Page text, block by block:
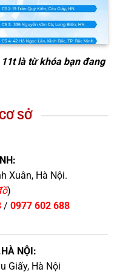
là từ khóa bạn đang
SỞ
Xuân, Hà Nội.
)
/ 0977 602 688
NỘI:
Giấy, Hà Nội